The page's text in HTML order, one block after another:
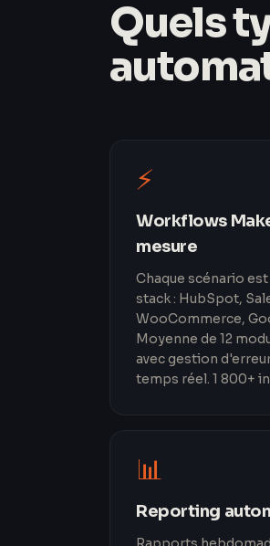
Quels
⚡
Workflows
mesure
Chaque scénario
stack : HubSpot,
WooCommerce,
Moyenne de 12
avec gestion
temps réel. 1 800+
📊
Reporting